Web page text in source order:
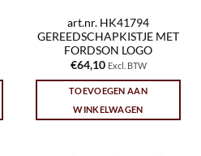
art.nr. HK41794
GEREEDSCHAPKISTJE MET
FORDSON LOGO
€64,10 Excl. BTW
TOEVOEGEN AAN
WINKELWAGEN